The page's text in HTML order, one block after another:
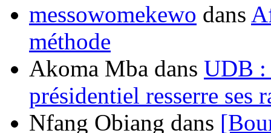
messowomekewo dans
méthode
Akoma Mba dans UDB :
présidentiel resserre ses
Nfang Obiang dans